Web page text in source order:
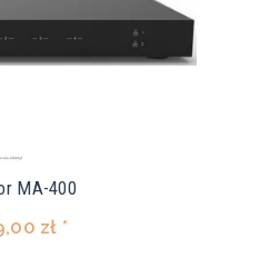
MA-400
zł *